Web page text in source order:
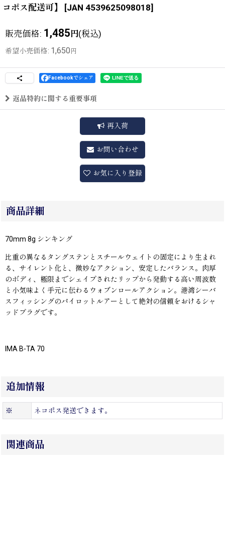
コポス配送可】
[JAN 4539625098018]
販売価格: 1,485円(税込)
希望小売価格: 1,650 円
Facebookでシェア
返品特約に関する重要事項
再入荷
お問い合わせ
お気に入り登録
商品詳細
70mm 8g シンキング
比重の異なるタングステンとスチールウェイトの固定により生まれ
る、サイレント化と、微妙なアクション、安定したバランス。肉厚
のボディ、極限までシェイプされたリップから発動する高い周波数
と小気味よく手元に伝わるウォブンロールアクション。港湾シーバ
スフィッシングのパイロットルアーとして絶対の信頼をおけるシャ
ッドプラグです。
IMA B-TA 70
追加情報
※ ネコポス発送できます。
関連商品